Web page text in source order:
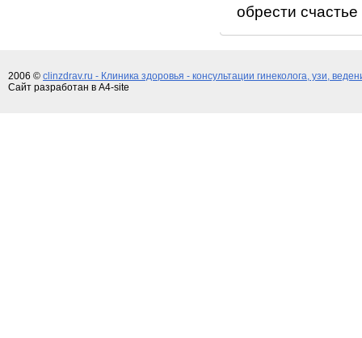
обрести
2006 © clinzdrav.ru - Клиника здоровья - консультации гинеколога, узи,
Сайт разработан в A4-site